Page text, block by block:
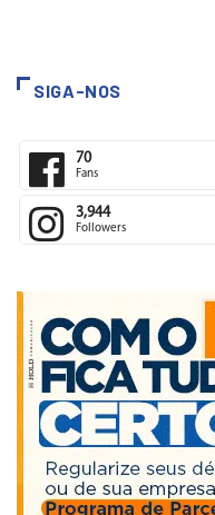
SIGA-NOS
70
3,944